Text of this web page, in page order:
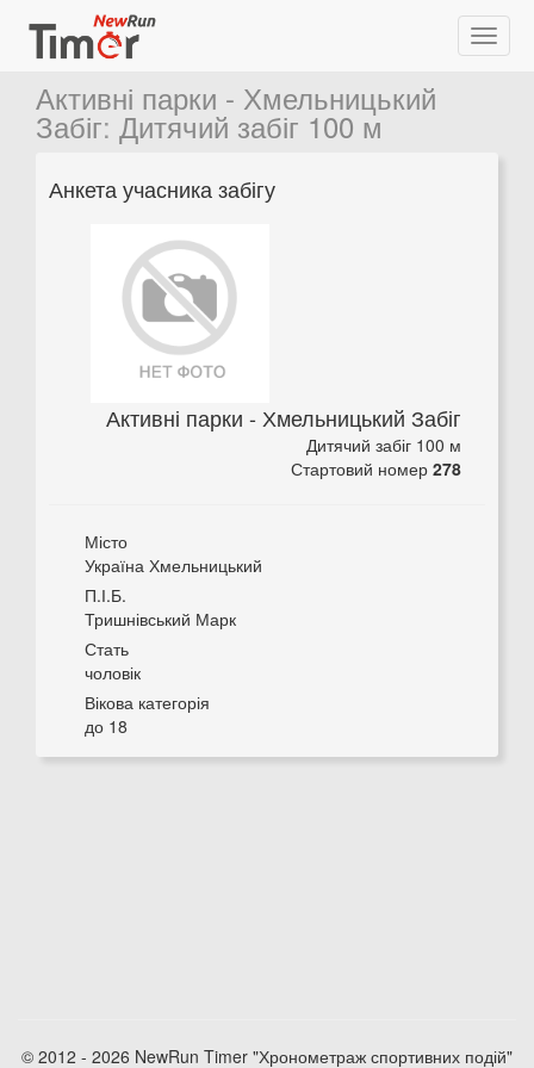
Активні парки - Хмельницький
Забіг: Дитячий забіг 100 м
Анкета учасника забігу
Активні парки - Хмельницький Забіг
Дитячий забіг 100 м
Стартовий номер 278
Місто
Україна Хмельницький
П.І.Б.
Тришнівський Марк
Стать
чоловік
Вікова категорія
до 18
© 2012 - 2026 NewRun Timer "Хронометраж спортивних подій"